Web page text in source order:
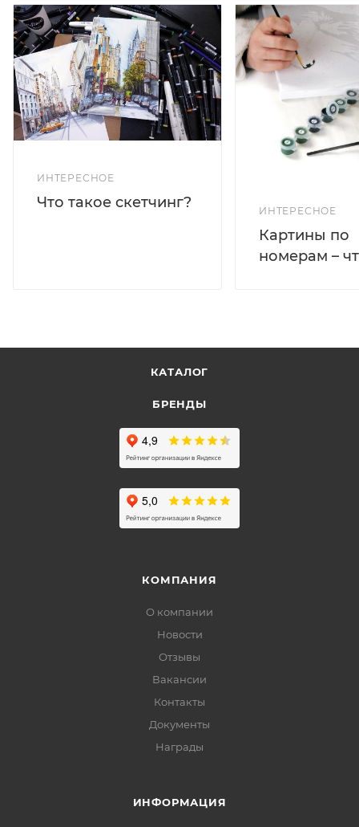
ИНТЕРЕСНОЕ
Что такое скетчинг?
ИНТЕРЕСНОЕ
Картины по
номерам –
КАТАЛОГ
БРЕНДЫ
КОМПАНИЯ
О компании
Новости
Отзывы
Вакансии
Контакты
Документы
Награды
ИНФОРМАЦИЯ